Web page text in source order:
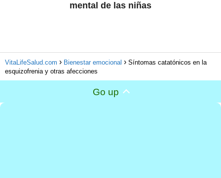
mental de las niñas
VitaLifeSalud.com Bienestar emocional
Síntomas catatónicos en la
esquizofrenia y otras afecciones
Go up